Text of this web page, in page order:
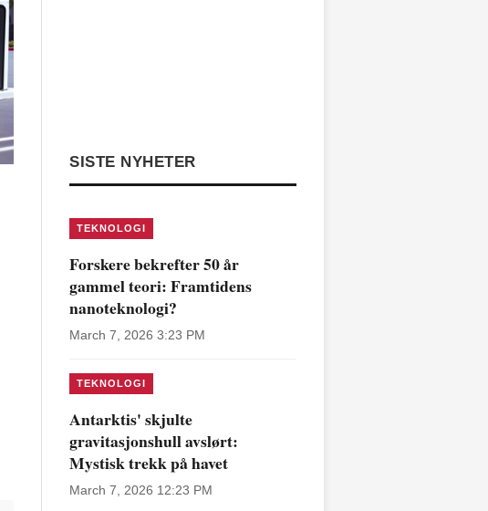
SISTE NYHETER
TEKNOLOGI
Forskere bekrefter 50 år
gammel teori: Framtidens
nanoteknologi?
March 7, 2026 3:23 PM
TEKNOLOGI
Antarktis' skjulte
gravitasjonshull avslørt:
Mystisk trekk på havet
March 7, 2026 12:23 PM